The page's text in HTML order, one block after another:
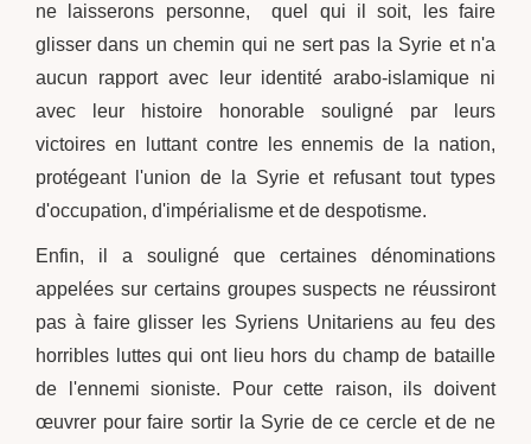
ne laisserons personne, quel qui il soit, les faire
glisser dans un chemin qui ne sert pas la Syrie et n'a
aucun rapport avec leur identité arabo-islamique ni
avec leur histoire honorable souligné par leurs
victoires en luttant contre les ennemis de la nation,
protégeant l'union de la Syrie et refusant tout types
d'occupation, d'impérialisme et de despotisme.
Enfin, il a souligné que certaines dénominations
appelées sur certains groupes suspects ne réussiront
pas à faire glisser les Syriens Unitariens au feu des
horribles luttes qui ont lieu hors du champ de bataille
de l'ennemi sioniste. Pour cette raison, ils doivent
œuvrer pour faire sortir la Syrie de ce cercle et de ne